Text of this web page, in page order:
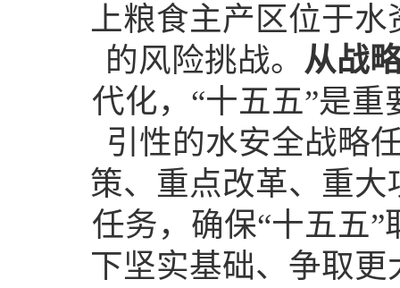
上粮食主产区位于
的风险挑战。 从战
代化，“十五五”是
引性的水安全战略
策、重点改革、重
任务，确保“十五五
下坚实基础、争取